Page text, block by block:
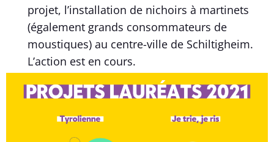
projet, l’installation de nichoirs à martinets
(également grands consommateurs de
moustiques) au centre-ville de Schiltigheim.
L’action est en cours.